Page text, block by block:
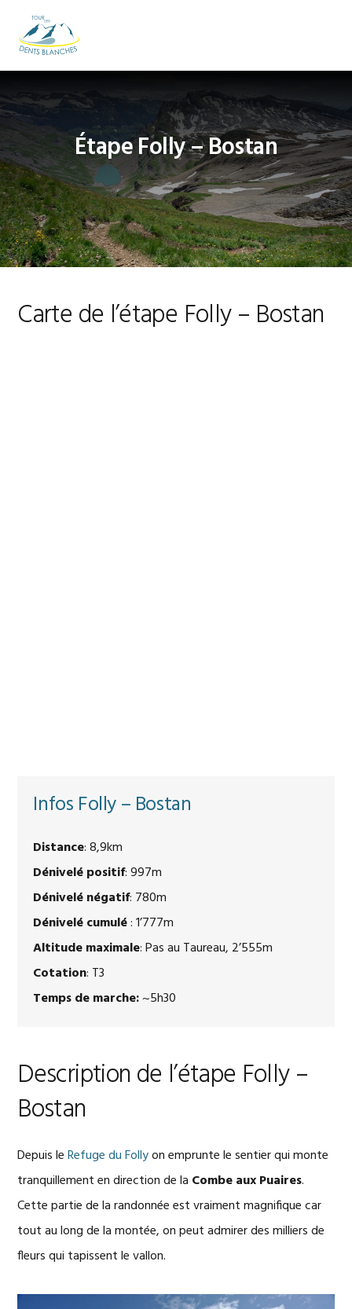
navigation
contenu
principal
pied
de
Étape Folly – Bostan
Carte de l’étape Folly – Bostan
Infos Folly – Bostan
Distance: 8,9km
Dénivelé positif: 997m
Dénivelé négatif: 780m
Dénivelé cumulé: 1’777m
Altitude maximale: Pas au Taureau, 2’555m
Cotation: T3
Temps de marche:~5h30
Description de l’étape Folly –
Bostan
Depuis leRefuge du Follyon emprunte le sentier qui monte
tranquillement en direction de la Combe aux Puaires.
Cette partie de la randonnée est vraiment magnifique car
tout au long de la montée, on peut admirer des milliers de
fleurs qui tapissent le vallon.